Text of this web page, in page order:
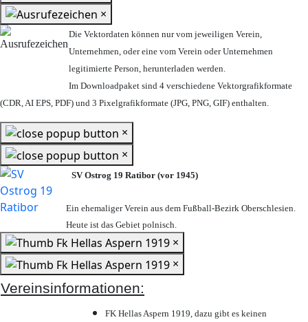
×
Die Vektordaten können nur vom jeweiligen Verein,
Unternehmen, oder eine vom Verein oder Unternehmen
legitimierte Person, herunterladen werden.
Im Downloadpaket sind 4 verschiedene Vektorgrafikformate
(CDR, AI EPS, PDF) und 3 Pixelgrafikformate (JPG, PNG, GIF) enthalten.
×
×
SV Ostrog 19 Ratibor (vor 1945)
Ein ehemaliger Verein aus dem Fußball-Bezirk Oberschlesien.
Heute ist das Gebiet polnisch.
×
×
Vereinsinformationen:
FK Hellas Aspern 1919, dazu gibt es keinen